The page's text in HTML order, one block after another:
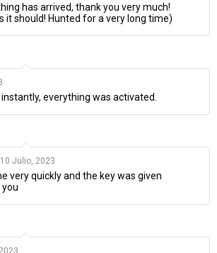
has arrived, thank you very much!
it should! Hunted for a very long time)
everything was activated.
10 Julio, 2023
very quickly and the key was given